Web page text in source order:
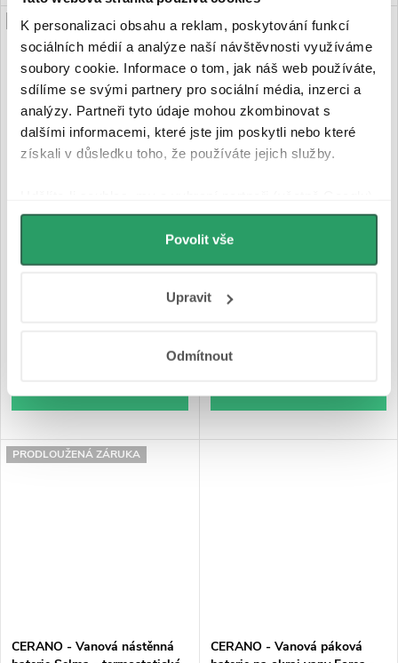
K personalizaci obsahu a reklam, poskytování funkcí
sociálních médií a analýze naší návštěvnosti využíváme
soubory cookie. Informace o tom, jak náš web používáte,
sdílíme se svými partnery pro sociální média, inzerci a
analýzy. Partneři tyto údaje mohou zkombinovat s
dalšími informacemi, které jste jim poskytli nebo které
získali v důsledku toho, že používáte jejich služby.
můžeme používat cookies pro analytiku a
personalizovanou reklamu. Jak Google zpracovává
osobní údaje najdete na stránkách
Povolit vše
Upravit
Odmítnout
PRODLOUŽENÁ ZÁRUKA
CERANO - Vanová nástěnná
baterie Lorena - termostatická
- otočný výtok - černá matná
PRODLOUŽENÁ ZÁRUKA
CERANO - Vanová nástěnná
baterie Selma - termostatická
- otočný výtok - černá matná
2 990 Kč
PRODLOUŽENÁ ZÁRUKA
CERANO - Vanová nástěnná
CERANO - Vanová páková